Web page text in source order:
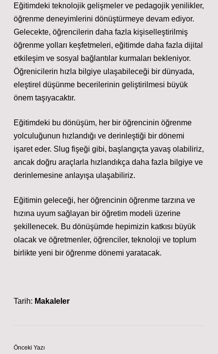
Eğitimdeki teknolojik gelişmeler ve pedagojik yenilikler,
öğrenme deneyimlerini dönüştürmeye devam ediyor.
Gelecekte, öğrencilerin daha fazla kişiselleştirilmiş
öğrenme yolları keşfetmeleri, eğitimde daha fazla dijital
etkileşim ve sosyal bağlantılar kurmaları bekleniyor.
Öğrenicilerin hızla bilgiye ulaşabileceği bir dünyada,
eleştirel düşünme becerilerinin geliştirilmesi büyük
önem taşıyacaktır.
Eğitimdeki bu dönüşüm, her bir öğrencinin öğrenme
yolculuğunun hızlandığı ve derinleştiği bir dönemi
işaret eder. Slug fişeği gibi, başlangıçta yavaş olabiliriz,
ancak doğru araçlarla hızlandıkça daha fazla bilgiye ve
derinlemesine anlayışa ulaşabiliriz.
Eğitimin geleceği, her öğrencinin öğrenme tarzına ve
hızına uyum sağlayan bir öğretim modeli üzerine
şekillenecek. Bu dönüşümde hepimizin katkısı büyük
olacak ve öğretmenler, öğrenciler, teknoloji ve toplum
birlikte yeni bir öğrenme dönemi yaratacak.
Tarih: Makaleler
Önceki Yazı